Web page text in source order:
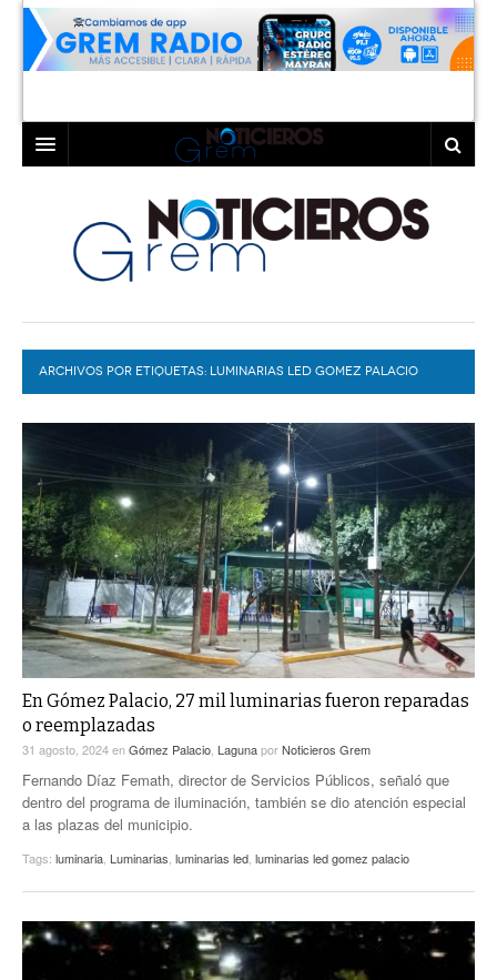
LAGUNA
TORREÓN
GÓMEZ PALACIO
LERDO
COAHUILA
DURANGO
DEPORTES
EL EXACTO
EXA INFORMA
GLOBO
CONTEXTOS
TRAYECTO LAGUNA
A MEDIA MAÑANA
A TODA LEY
DIÁLOGOS CON LA HISTORIA
TWEETS AND BEATS
LA MEJOR 97.1 ESTÉREO GALLITO
ACTUALIDADES GREM
PULSO
LA MEJOR INFORMACIÓN
COLABORADORES
PC29
ACTUALIDADES GREM
ARCHIVOS POR ETIQUETAS: LUMINARIAS LED GOMEZ PALACIO
En Gómez Palacio, 27 mil luminarias fueron reparadas
o reemplazadas
31 agosto, 2024enGómez Palacio LagunaporNoticieros Grem
Fernando Díaz Femath, director de Servicios Públicos, señaló que
dentro del programa de iluminación, también se dio atención especial
a las plazas del municipio.
Tags: luminaria Luminarias luminarias led luminarias led gomez palacio